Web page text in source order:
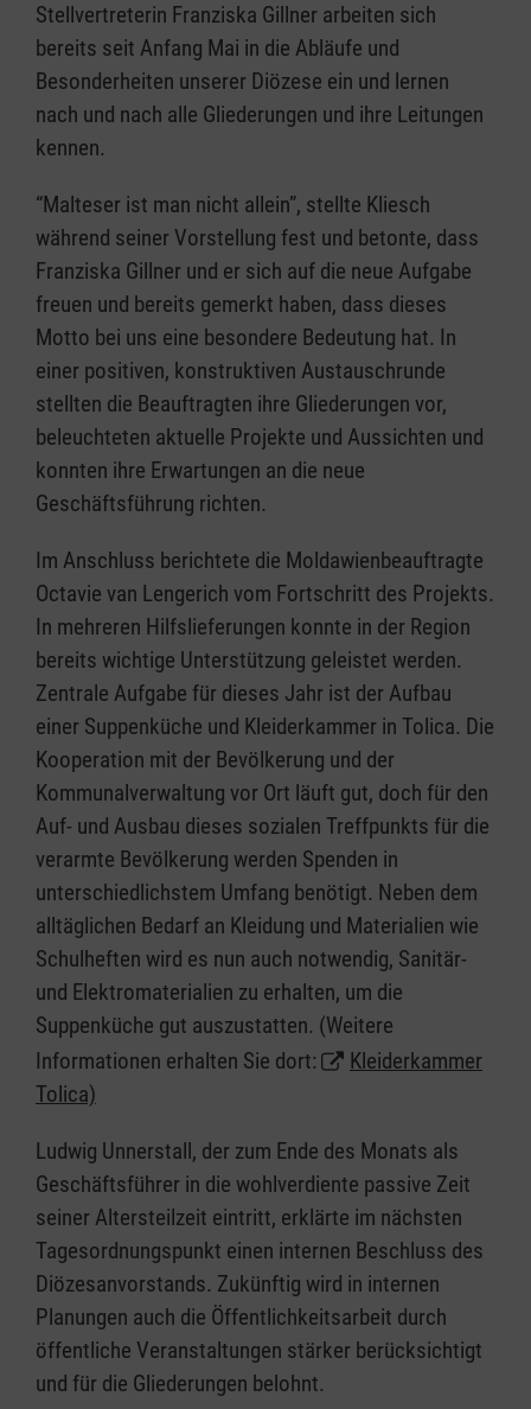
Stellvertreterin Franziska Gillner arbeiten sich
bereits seit Anfang Mai in die Abläufe und
Besonderheiten unserer Diözese ein und lernen
nach und nach alle Gliederungen und ihre Leitungen
kennen.
“Malteser ist man nicht allein”, stellte Kliesch
während seiner Vorstellung fest und betonte, dass
Franziska Gillner und er sich auf die neue Aufgabe
freuen und bereits gemerkt haben, dass dieses
Motto bei uns eine besondere Bedeutung hat. In
einer positiven, konstruktiven Austauschrunde
stellten die Beauftragten ihre Gliederungen vor,
beleuchteten aktuelle Projekte und Aussichten und
konnten ihre Erwartungen an die neue
Geschäftsführung richten.
Im Anschluss berichtete die Moldawienbeauftragte
Octavie van Lengerich vom Fortschritt des Projekts.
In mehreren Hilfslieferungen konnte in der Region
bereits wichtige Unterstützung geleistet werden.
Zentrale Aufgabe für dieses Jahr ist der Aufbau
einer Suppenküche und Kleiderkammer in Tolica. Die
Kooperation mit der Bevölkerung und der
Kommunalverwaltung vor Ort läuft gut, doch für den
Auf- und Ausbau dieses sozialen Treffpunkts für die
verarmte Bevölkerung werden Spenden in
unterschiedlichstem Umfang benötigt. Neben dem
alltäglichen Bedarf an Kleidung und Materialien wie
Schulheften wird es nun auch notwendig, Sanitär-
und Elektromaterialien zu erhalten, um die
Suppenküche gut auszustatten. (Weitere
Informationen erhalten Sie dort:
Kleiderkammer
Tolica)
Ludwig Unnerstall, der zum Ende des Monats als
Geschäftsführer in die wohlverdiente passive Zeit
seiner Altersteilzeit eintritt, erklärte im nächsten
Tagesordnungspunkt einen internen Beschluss des
Diözesanvorstands. Zukünftig wird in internen
Planungen auch die Öffentlichkeitsarbeit durch
öffentliche Veranstaltungen stärker berücksichtigt
und für die Gliederungen belohnt.